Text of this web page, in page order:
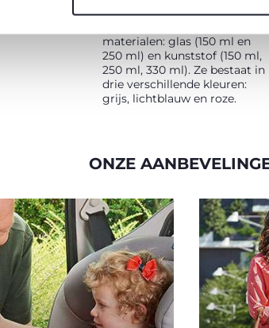
De zuigfles NaturalFeeling is
materialen: glas (150 ml en
250 ml) en kunststof (150 ml,
250 ml, 330 ml). Ze bestaat in
drie verschillende kleuren:
grijs, lichtblauw en roze.
ONZE